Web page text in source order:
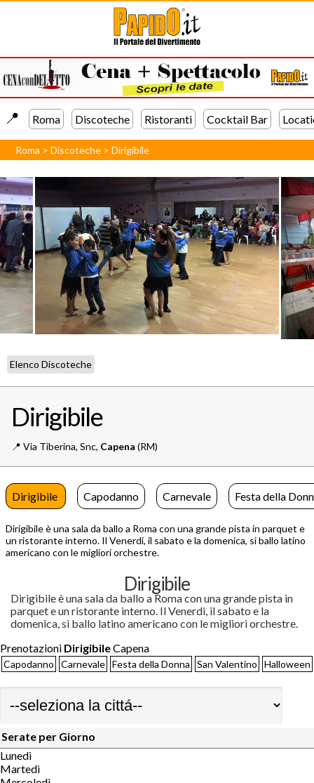
📍️ Roma Discoteche Ristoranti Cocktail Bar
Roma >Discoteche >Dirigibile
Elenco Discoteche
Dirigibile
📍️ Via Tiberina, Snc, Capena (RM)
Dirigibile Capodanno Carnevale Festa della
Dirigibile è una sala da ballo a Roma con una grande pista in parquet e
un ristorante interno. Il Venerdi, il sabato e la domenica, si ballo latino
americano con le migliori orchestre.
Dirigibile
Dirigibile è una sala da ballo a Roma con una grande pista in
parquet e un ristorante interno. Il Venerdi, il sabato e la
domenica, si ballo latino americano con le migliori orchestre.
Prenotazioni DirigibileCapena
Capodanno Carnevale Festa della Donna San Valentino Halloween
Serate per Giorno
Lunedì
Martedì